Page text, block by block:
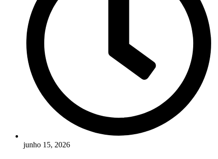
junho 15, 2026